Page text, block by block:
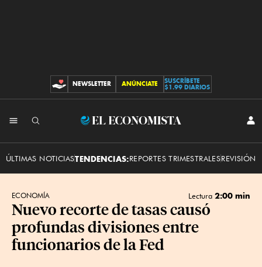
CONTRIBUCIONES
NEWSLETTER ANÚNCIATE
SUSCRÍBETE
$1.99 DIARIOS
El
ÚLTIMAS NOTICIASTENDENCIAS:REPORTES TRIMESTRALESREVISIÓN
ECONOMÍA Lectura 2:00 min
Nuevo recorte de tasas causó
profundas divisiones entre
funcionarios de la Fed